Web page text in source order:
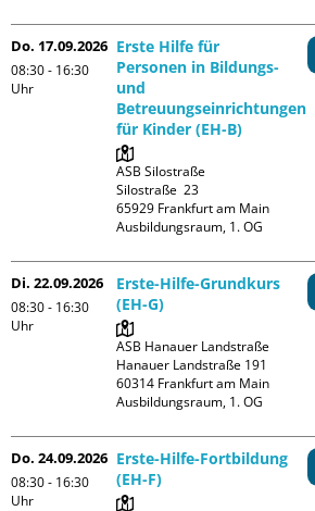
Do. 17.09.2026
08:30 - 16:30
Uhr
Erste Hilfe für
Personen in Bildungs-
und
Betreuungseinrichtungen
für Kinder (EH-B)
ASB Silostraße
Silostraße  23
65929 Frankfurt am Main
Ausbildungsraum, 1. OG
Di. 22.09.2026
08:30 - 16:30
Uhr
Erste-Hilfe-Grundkurs
(EH-G)
ASB Hanauer Landstraße
Hanauer Landstraße 191
60314 Frankfurt am Main
Ausbildungsraum, 1. OG
Do. 24.09.2026
08:30 - 16:30
Uhr
Erste-Hilfe-Fortbildung
(EH-F)